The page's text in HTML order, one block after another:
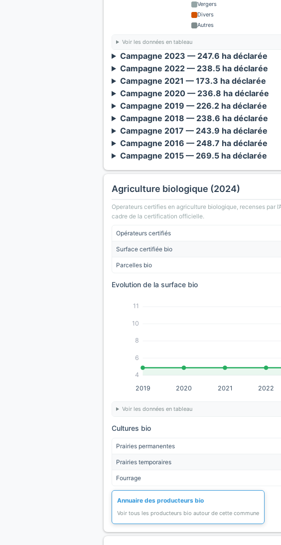
Vergers
Divers
Autres
Voir les données en tableau
Campagne 2023 — 247.6 ha déclarée
Campagne 2022 — 238.5 ha déclarée
Campagne 2021 — 173.3 ha déclarée
Campagne 2020 — 236.8 ha déclarée
Campagne 2019 — 226.2 ha déclarée
Campagne 2018 — 238.6 ha déclarée
Campagne 2017 — 243.9 ha déclarée
Campagne 2016 — 248.7 ha déclarée
Campagne 2015 — 269.5 ha déclarée
Agriculture biologique (2024)
Operateurs certifies en agriculture biologique, recenses par
cadre de la certification officielle.
Opérateurs certifiés
Surface certifiée bio
Parcelles bio
Evolution de la surface bio
4
6
8
10
11
2019 2020 2021 2022
Voir les données en tableau
Cultures bio
Prairies permanentes
Prairies temporaires
Fourrage
Annuaire des producteurs bio
Voir tous les producteurs bio autour de cette commune